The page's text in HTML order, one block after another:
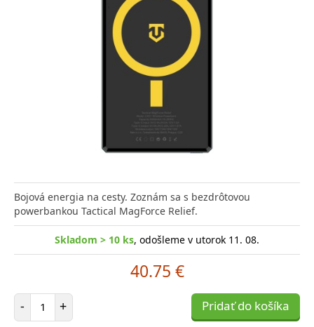
Bojová energia na cesty. Zoznám sa s bezdrôtovou
powerbankou Tactical MagForce Relief.
Skladom > 10 ks, odošleme v utorok 11. 08.
40.75 €
- Počet položiek
+ Pridať do košíka